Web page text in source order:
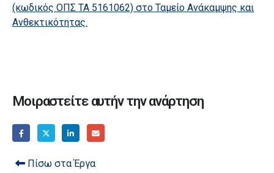
(κωδικός ΟΠΣ ΤΑ 5161062) στο Ταμείο Ανάκαμψης και
Ανθεκτικότητας.
Μοιραστείτε αυτήν την ανάρτηση
Πίσω στα Έργα